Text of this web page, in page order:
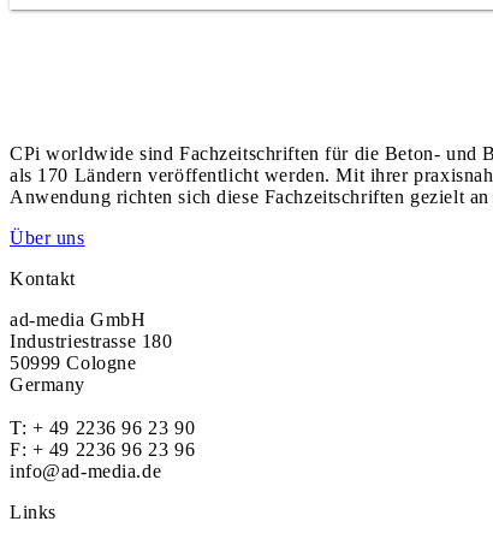
CPi worldwide sind Fachzeitschriften für die Beton- und
als 170 Ländern veröffentlicht werden. Mit ihrer
Anwendung richten sich diese Fachzeitschriften gezielt
Über uns
Kontakt
ad-media GmbH
Industriestrasse 180
50999 Cologne
Germany
T: + 49 2236 96 23 90
F: + 49 2236 96 23 96
info@ad-media.de
Links